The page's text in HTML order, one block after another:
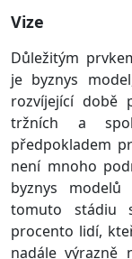
Vize
Důležitým
je byznys
rozvíjející době
tržních a
předpokladem
není mnoho
byznys
tomuto stádiu
procento lidí,
nadále výrazně